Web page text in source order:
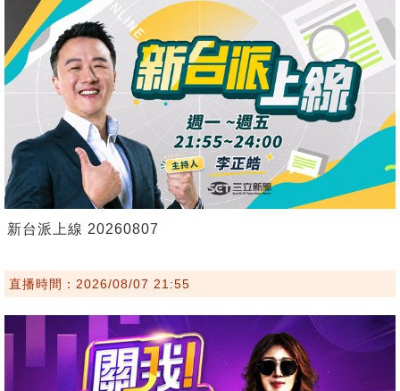
新台派上線 20260807
直播時間：2026/08/07 21:55